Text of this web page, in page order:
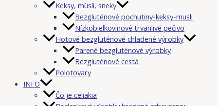
Keksy, müsli, sneky
Bezgluténové pochutiny-keksy-müsli
Nízkobielkovinové trvanlivé pečivo
Hotové bezgluténové chladené výrobky
Parené bezgluténové výrobky
Bezgluténové cestá
Polotovary
INFO
Čo je celiakia